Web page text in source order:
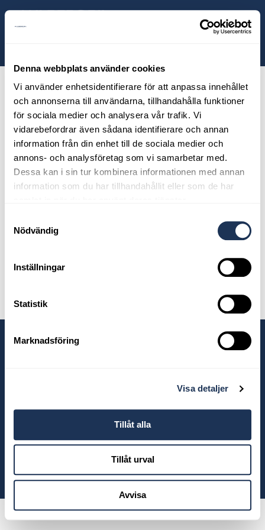
Denna webbplats använder cookies
Vi använder enhetsidentifierare för att anpassa innehållet
och annonserna till användarna, tillhandahålla funktioner
för sociala medier och analysera vår trafik. Vi
vidarebefordrar även sådana identifierare och annan
information från din enhet till de sociala medier och
annons- och analysföretag som vi samarbetar med.
Dessa kan i sin tur kombinera informationen med annan
information som du har tillhandahållit eller som de har
Nödvändig
Inställningar
Statistik
Marknadsföring
Visa detaljer
Tillåt alla
Tillåt urval
Avvisa
huvudinnehållet
Volvo
Selekt
test
Våra anläggningar
© 2026 Ahlberg Bil
Powered byWayke